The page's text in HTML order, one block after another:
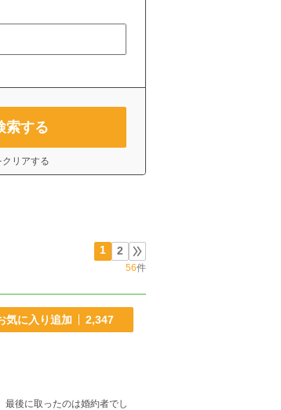
索する
リアする
1 2
56件
気に入り追加 2,347
後に取ったのは婚約者でし